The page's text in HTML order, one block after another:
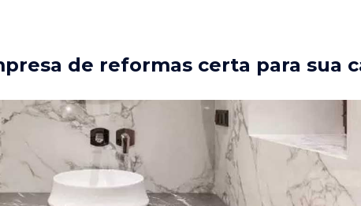
de reformas certa para sua